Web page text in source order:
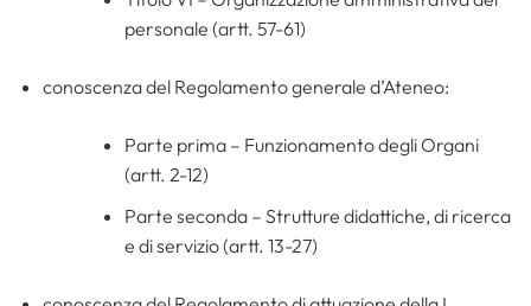
personale (artt. 57-61)
conoscenza del Regolamento generale d’Ateneo:
Parte prima – Funzionamento degli Organi
(artt. 2-12)
Parte seconda – Strutture didattiche, di ricerca
e di servizio (artt. 13-27)